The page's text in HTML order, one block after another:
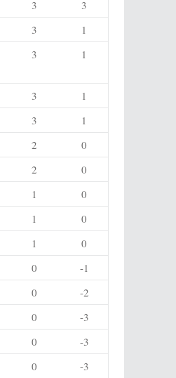
3
3
3
1
3 1
3
1
3
1
2
0
2
0
1
0
1
0
1
0
0
-1
0
-2
0
-3
0
-3
0 -3